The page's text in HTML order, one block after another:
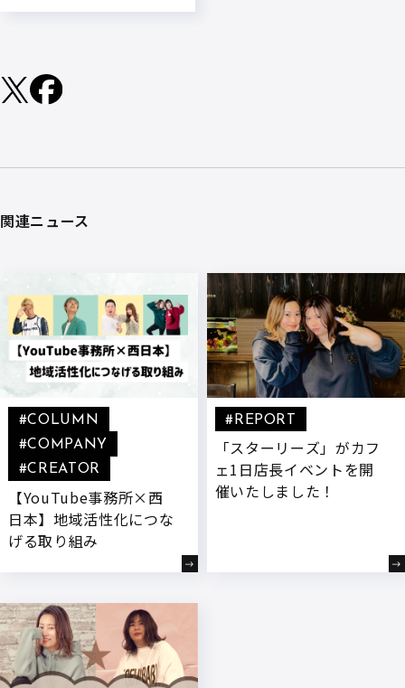
関連ニュース
【YouTube事務所×西
日本】地域活性化につな
げる取り組み
#COLUMN
#COMPANY
#CREATOR
「スターリーズ」がカフ
ェ1日店長イベントを開
催いたしました！
#REPORT